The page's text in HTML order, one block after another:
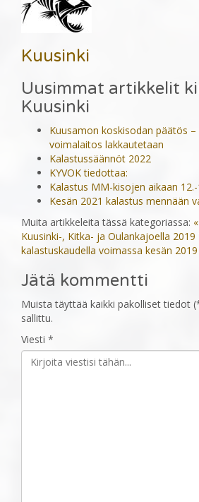
Kuusinki
Uusimmat artikkelit
Kuusinki
Kuusamon koskisodan päätös –
voimalaitos lakkautetaan
Kalastussäännöt 2022
KYVOK tiedottaa:
Kalastus MM-kisojen aikaan 12.-
Kesän 2021 kalastus mennään
Muita artikkeleita tässä kategoriassa:
Kuusinki-, Kitka- ja Oulankajoella 2019
kalastuskaudella voimassa kesän
Jätä kommentti
Muista täyttää kaikki pakolliset tiedot
sallittu.
Viesti *